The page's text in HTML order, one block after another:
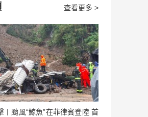
查看更多 >
丨颱風“鯨魚”在菲律賓登陸 首